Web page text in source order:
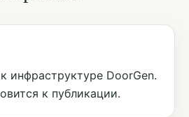
инфраструктуре DoorGen.
к публикации.